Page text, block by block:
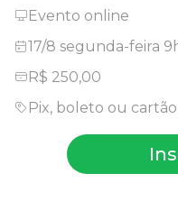
Evento online
17/8 segunda-feira
R$ 250,00
Pix, boleto ou